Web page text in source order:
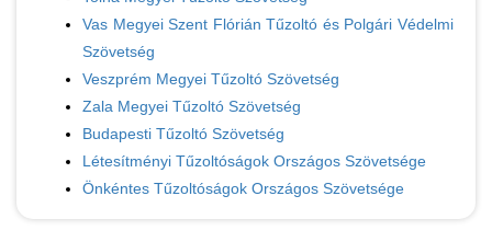
Vas Megyei Szent Flórián Tűzoltó és Polgári Védelmi
Szövetség
Veszprém Megyei Tűzoltó Szövetség
Zala Megyei Tűzoltó Szövetség
Budapesti Tűzoltó Szövetség
Létesítményi Tűzoltóságok Országos Szövetsége
Önkéntes Tűzoltóságok Országos Szövetsége